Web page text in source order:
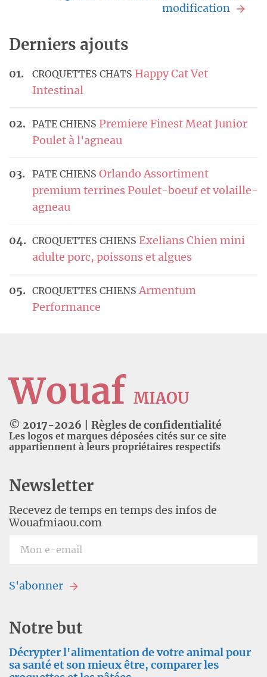
modification
Derniers ajouts
CROQUETTES CHATS Happy Cat Vet
Intestinal
PATE CHIENS Premiere Finest Meat Junior
Poulet à l'agneau
PATE CHIENS Orlando Assortiment
premium terrines Poulet-boeuf et volaille-
agneau
CROQUETTES CHIENS Exelians Chien mini
adulte porc, poissons et algues
CROQUETTES CHIENSArmentum
Performance
Wouaf MIAOU
© 2017-2026 Règles de confidentialité
Les logos et marques déposées cités sur ce site
appartiennent à leurs propriétaires respectifs
Newsletter
Recevez de temps en temps des infos de
Wouafmiaou.com
S'abonner
Notre but
Décrypter l'alimentation de votre animal pour
sa santé et son mieux être, comparer les